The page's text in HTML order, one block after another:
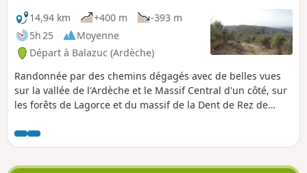
un plateau quasi-désertique mais
parsemé de nombreux murs en pierres
et tas de dépierrement, témoignages
d'une époque où le moindre mètre
carré était exploité.
14,94 km
+400 m
-393 m
5h 25
Moyenne
Départ à Balazuc (Ardèche)
Randonnée par des chemins dégagés avec de belles vues
sur la vallée de l'Ardèche et le Massif Central d'un côté, sur
les forêts de Lagorce et du massif de la Dent de Rez de